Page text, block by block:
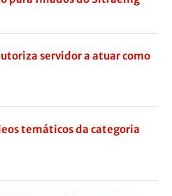
servidor a atuar como
temáticos da categoria